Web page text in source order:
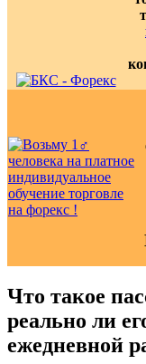
Что такое
реально ли
ежедневной